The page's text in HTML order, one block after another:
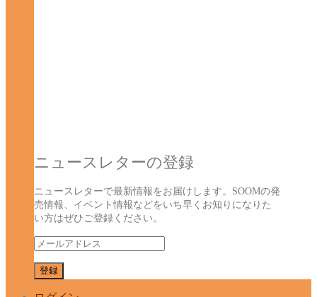
ニュースレターの登録
ニュースレターで最新情報をお届けします。SOOMの発
売情報、イベント情報などをいち早くお知りになりた
い方はぜひご登録ください。